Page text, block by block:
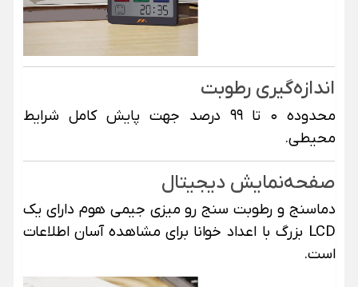
اندازه‌گیری رطوبت
محدوده ۰ تا ۹۹ درصد جهت پایش کامل شرایط
محیطی.
صفحه‌نمایش دیجیتال
دماسنج و رطوبت سنج رو میزی جیمی هوم دارای یک
LCD بزرگ با اعداد خوانا برای مشاهده آسان اطلاعات
است.